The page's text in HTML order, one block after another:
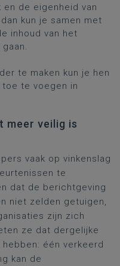
de eigenheid van
kun je samen met
inhoud van het
te maken kun je hen
te voegen in
meer veilig is
vaak op vinkenslag
te
dat de berichtgeving
niet zelden getuigen,
zijn zich
ze dat dergelijke
één verkeerd
kan de